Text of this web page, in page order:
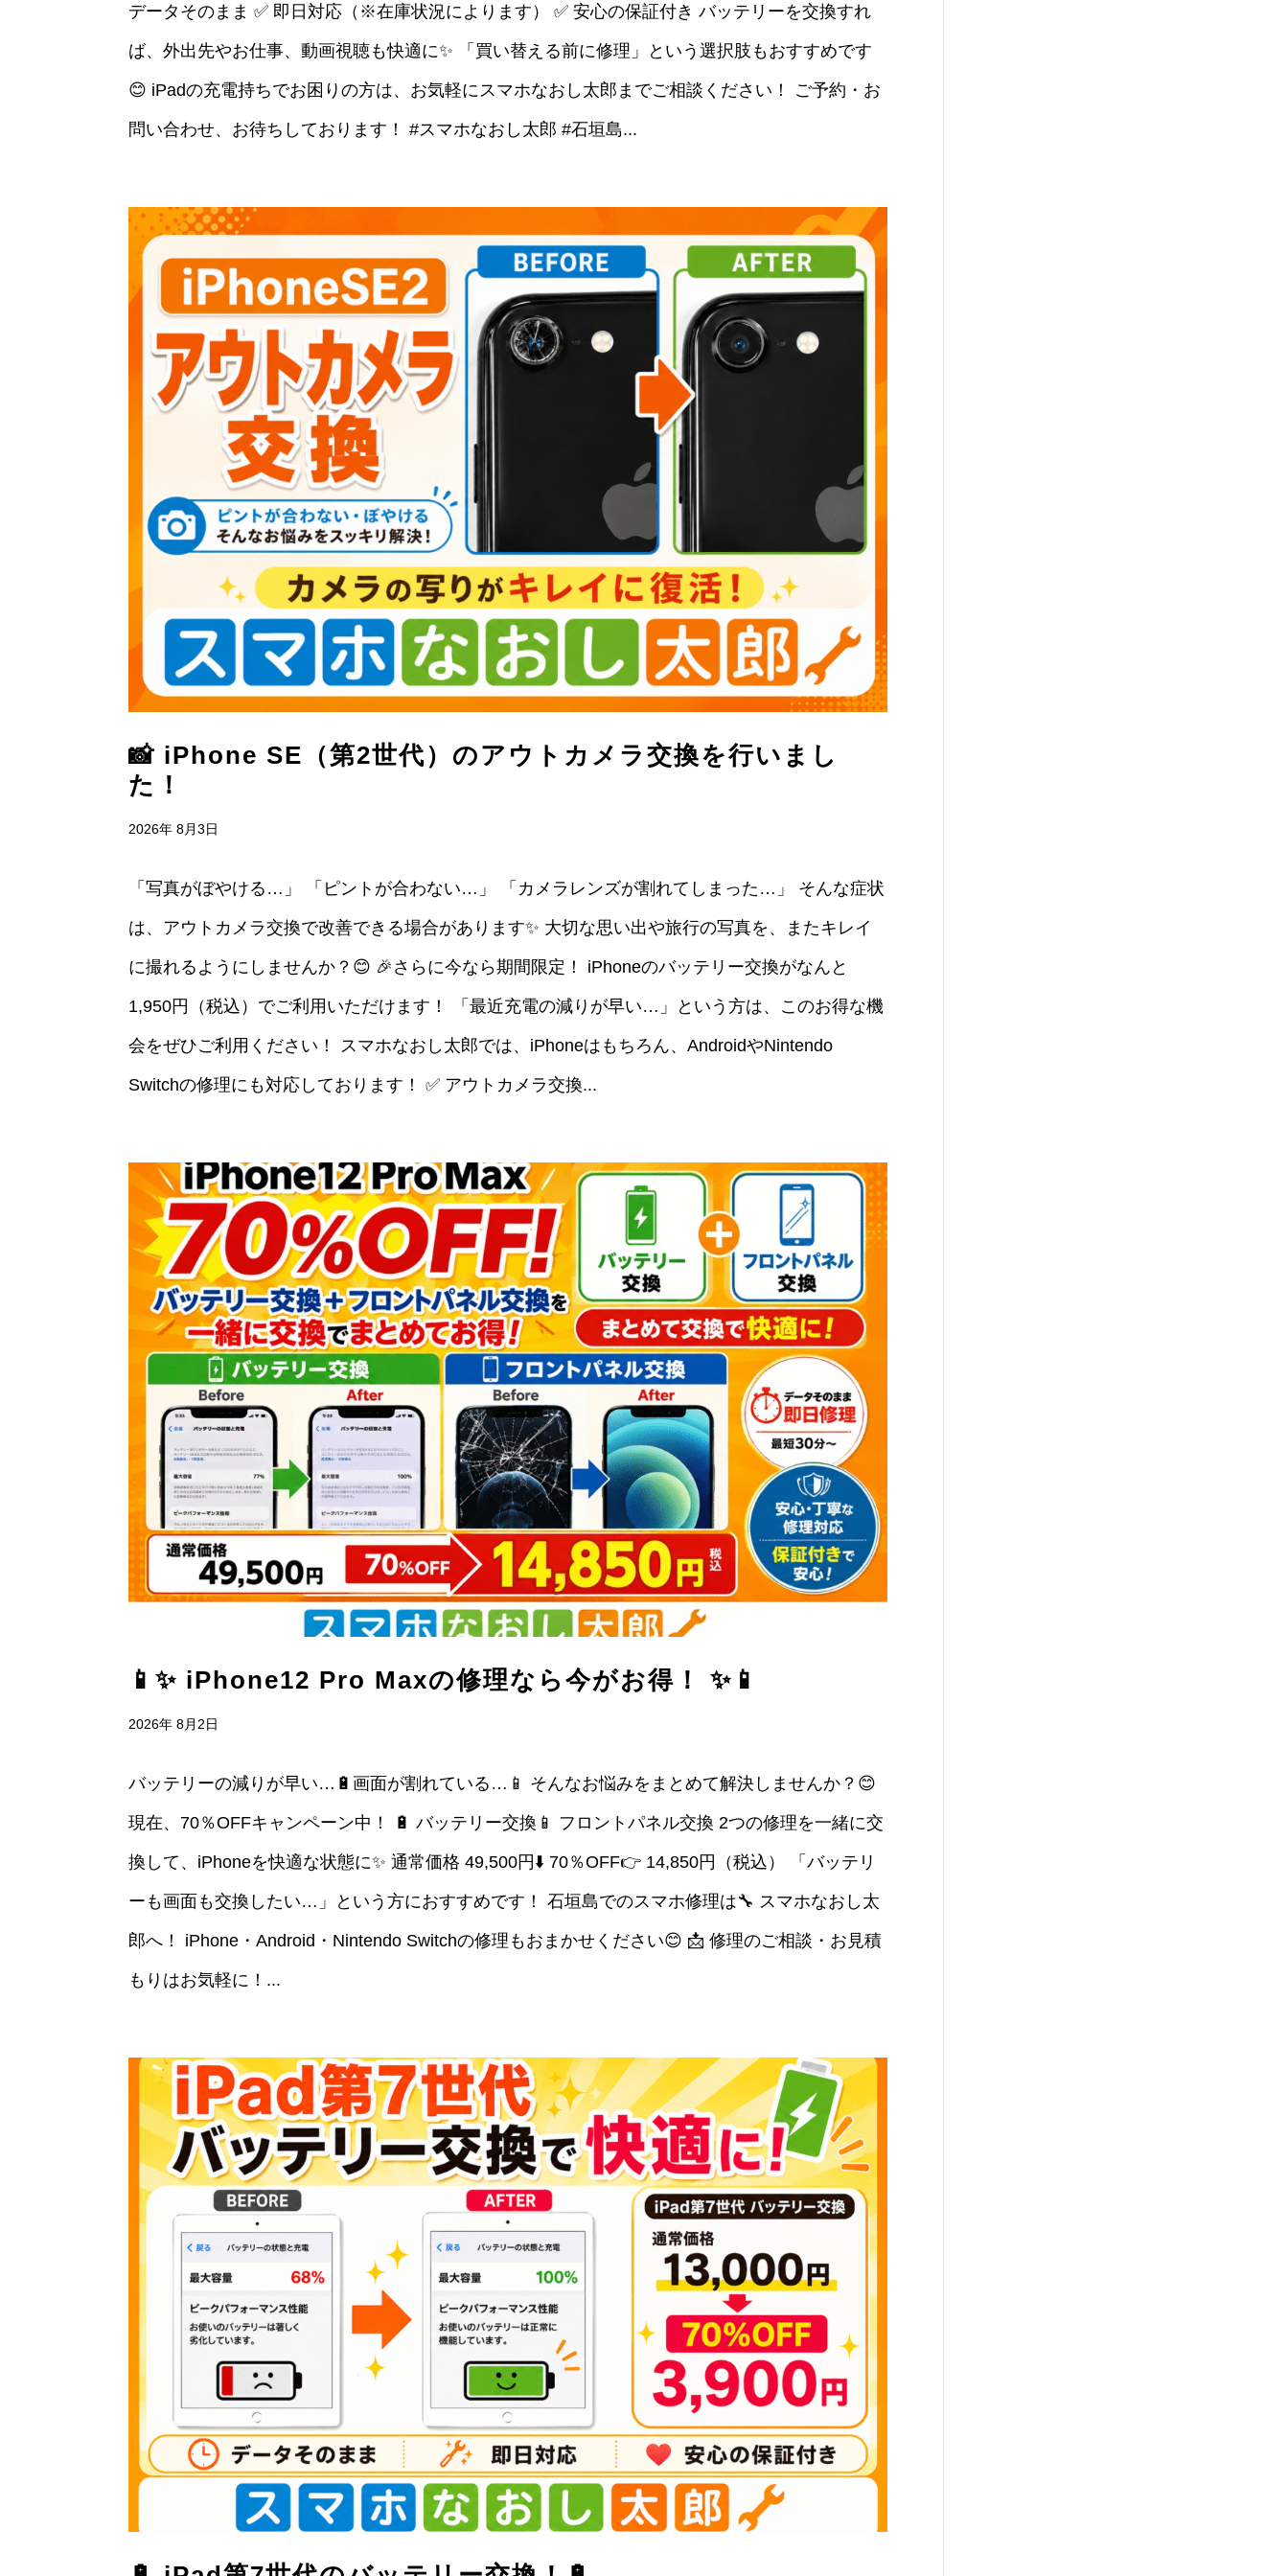
データそのまま ✅ 即日対応（※在庫状況によります） ✅ 安心の保証付き バッテリーを交換すれ
ば、外出先やお仕事、動画視聴も快適に✨ 「買い替える前に修理」という選択肢もおすすめです
😊 iPadの充電持ちでお困りの方は、お気軽にスマホなおし太郎までご相談ください！ ご予約・お
問い合わせ、お待ちしております！ #スマホなおし太郎 #石垣島...
📸 iPhone SE（第2世代）のアウトカメラ交換を行いまし
た！
2026年 8月3日
「写真がぼやける…」 「ピントが合わない…」 「カメラレンズが割れてしまった…」 そんな症状
は、アウトカメラ交換で改善できる場合があります✨ 大切な思い出や旅行の写真を、またキレイ
に撮れるようにしませんか？😊 🎉さらに今なら期間限定！ iPhoneのバッテリー交換がなんと
1,950円（税込）でご利用いただけます！ 「最近充電の減りが早い…」という方は、このお得な機
会をぜひご利用ください！ スマホなおし太郎では、iPhoneはもちろん、AndroidやNintendo
Switchの修理にも対応しております！ ✅ アウトカメラ交換...
📱✨ iPhone12 Pro Maxの修理なら今がお得！ ✨📱
2026年 8月2日
バッテリーの減りが早い…🔋画面が割れている…📱 そんなお悩みをまとめて解決しませんか？😊
現在、70％OFFキャンペーン中！ 🔋 バッテリー交換📱 フロントパネル交換 2つの修理を一緒に交
換して、iPhoneを快適な状態に✨ 通常価格 49,500円⬇️ 70％OFF👉 14,850円（税込） 「バッテリ
ーも画面も交換したい…」という方におすすめです！ 石垣島でのスマホ修理は🔧 スマホなおし太
郎へ！ iPhone・Android・Nintendo Switchの修理もおまかせください😊 📩 修理のご相談・お見積
もりはお気軽に！...